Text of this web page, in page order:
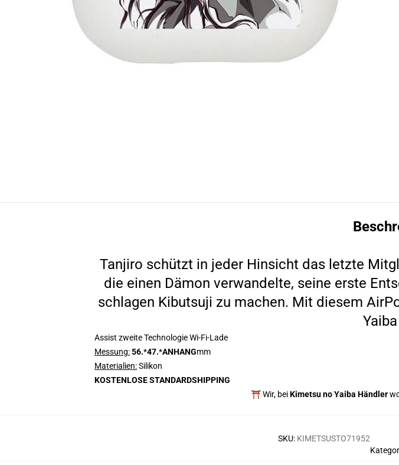
Tanjiro schützt in jeder Hinsicht das letzte
die einen Dämon verwandelte, seine erste
schlagen Kibutsuji zu machen. Mit diesem
Assist zweite Technologie Wi-Fi-Lade
Messung:56.*47.*ANHANGmm
Materialien:Silikon
KOSTENLOSE STANDARDSHIPPING
⛩️ Wir, beiKimetsu no Yaiba Händler
SKU: KIMETSUSTO71952